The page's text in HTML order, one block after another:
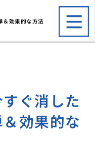
＆効果的な方法
ぐ消した
効果的な